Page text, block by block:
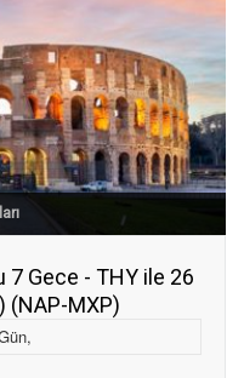
7 Gece - THY ile 26
(NAP-MXP)
,